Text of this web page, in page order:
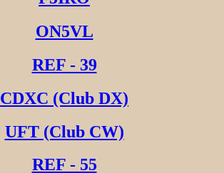
ON5VL
REF - 39
CDXC (Club DX)
UFT (Club CW)
REF - 55